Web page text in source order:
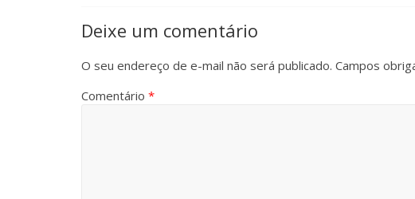
Deixe um comentário
O seu endereço de e-mail não será publicado. Campos
Comentário *